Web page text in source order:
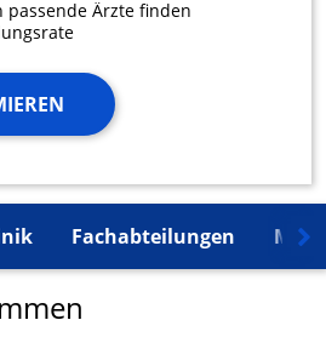
Ärzte finden
Fachabteilungen